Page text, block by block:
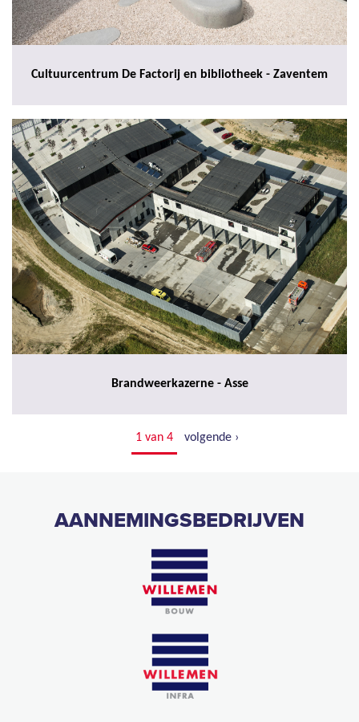
Cultuurcentrum De Factorij en bibliotheek - Zaventem
Brandweerkazerne - Asse
1 van 4 volgende ›
AANNEMINGSBEDRIJVEN